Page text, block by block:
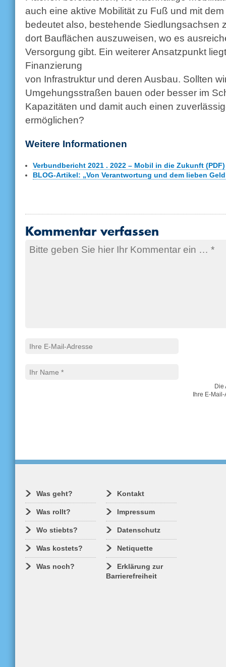
auch eine aktive Mobilität zu Fuß und mit
bedeutet also, bestehende Siedlungsachsen
dort Bauflächen auszuweisen, wo es
Versorgung gibt. Ein weiterer Ansatzpunkt
Finanzierung
von Infrastruktur und deren Ausbau. Sollten
Umgehungsstraßen bauen oder besser im
Kapazitäten und damit auch einen
ermöglichen?
Weitere Informationen
Verbundbericht 2021 . 2022 – Mobil in die Zukunft (PDF)
BLOG-Artikel: „Von Verantwortung und dem lieben
Kommentar verfassen
Die
Ihre E-
Was geht?
Was rollt?
Wo stiebts?
Was kostets?
Was noch?
Kontakt
Impressum
Datenschutz
Netiquette
Erklärung zur
Barrierefreiheit